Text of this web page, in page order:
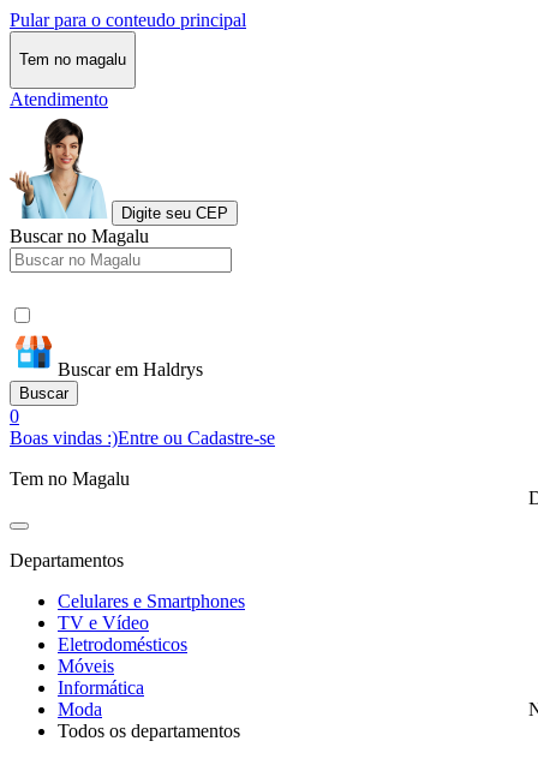
Pular para o conteudo principal
Tem no magalu
Atendimento
Digite seu CEP
Buscar no Magalu
Buscar em Haldrys
Buscar
0
Boas vindas :)Entre ou Cadastre-se
Tem no Magalu
Departamentos
Celulares e Smartphones
TV e Vídeo
Eletrodomésticos
Móveis
Informática
Moda
Todos os departamentos